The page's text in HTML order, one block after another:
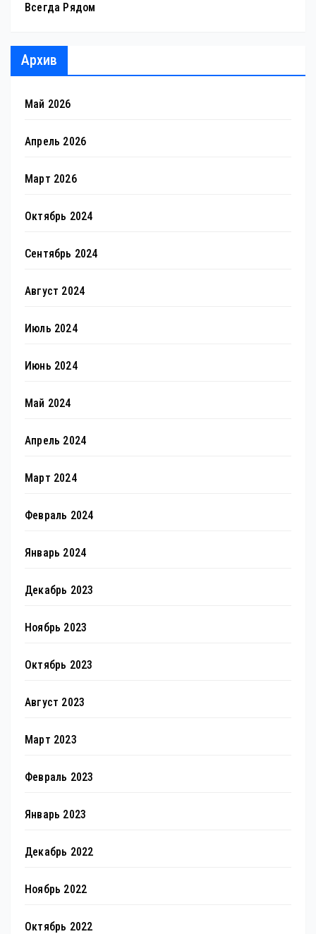
Всегда Рядом
Архив
Май 2026
Апрель 2026
Март 2026
Октябрь 2024
Сентябрь 2024
Август 2024
Июль 2024
Июнь 2024
Май 2024
Апрель 2024
Март 2024
Февраль 2024
Январь 2024
Декабрь 2023
Ноябрь 2023
Октябрь 2023
Август 2023
Март 2023
Февраль 2023
Январь 2023
Декабрь 2022
Ноябрь 2022
Октябрь 2022